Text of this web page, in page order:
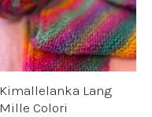
Kimallelanka Lang
Mille Colori